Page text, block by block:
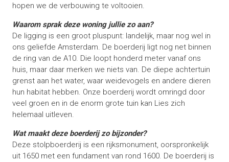
hopen we de verbouwing te voltooien.
Waarom sprak deze woning jullie zo aan?
De ligging is een groot pluspunt: landelijk, maar nog wel in
ons geliefde Amsterdam. De boerderij ligt nog net binnen
de ring van de A10. Die loopt honderd meter vanaf ons
huis, maar daar merken we niets van. De diepe achtertuin
grenst aan het water, waar weidevogels en andere dieren
hun habitat hebben. Onze boerderij wordt omringd door
veel groen en in de enorm grote tuin kan Lies zich
helemaal uitleven.
Wat maakt deze boerderij zo bijzonder?
Deze stolpboerderij is een rijksmonument, oorspronkelijk
uit 1650 met een fundament van rond 1600. De boerderij is